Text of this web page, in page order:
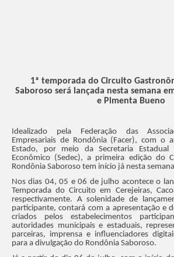
1ª temporada do Circuito
Saboroso será lançada nesta semana
e Pimenta Bueno
Idealizado pela Federação das
Empresariais de Rondônia (Facer), com o
Estado, por meio da Secretaria Estadual
Econômico (Sedec), a primeira edição do
Rondônia Saboroso tem início já nesta
Nos dias 04, 05 e 06 de julho acontece o
Temporada do Circuito em Cerejeiras,
respectivamente. A solenidade de
participante, contará com a apresentação e
criados pelos estabelecimentos
autoridades municipais e estaduais,
parceiras, imprensa e influenciadores
para a divulgação do Rondônia Saboroso.